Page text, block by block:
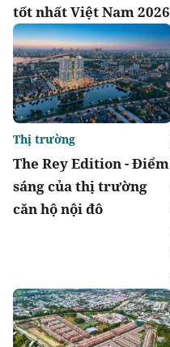
tốt nhất Việt Nam 2026
The Rey Edition - Điểm
sáng của thị trường
căn hộ nội đô
Thị trường